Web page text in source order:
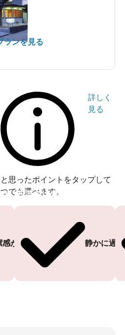
ランを見る
詳しく
見る
思ったポイントをタップして
でも選べます。
感がある 静かに過
投票ありがとうございます